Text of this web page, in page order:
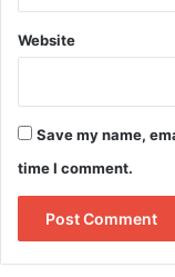
Website
Save my name,
time I comment.